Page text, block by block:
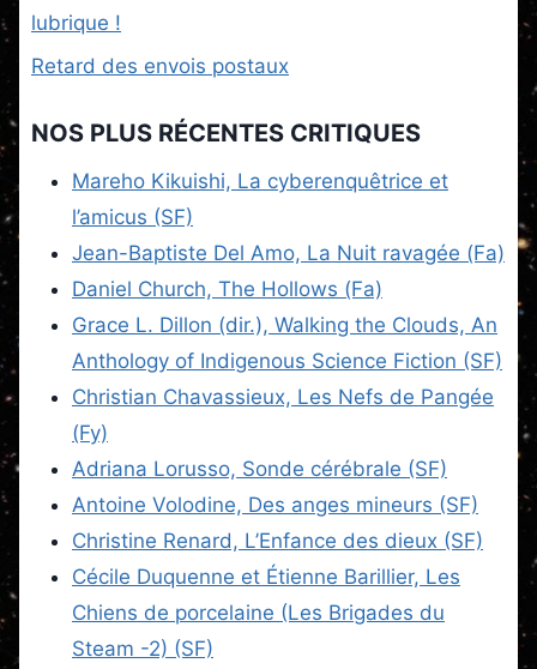
lubrique !
Retard des envois postaux
NOS PLUS RÉCENTES CRITIQUES
Mareho Kikuishi, La cyberenquêtrice et
l’amicus (SF)
Jean-Baptiste Del Amo, La Nuit ravagée (Fa)
Daniel Church, The Hollows (Fa)
Grace L. Dillon (dir.), Walking the Clouds, An
Anthology of Indigenous Science Fiction (SF)
Christian Chavassieux, Les Nefs de Pangée
(Fy)
Adriana Lorusso, Sonde cérébrale (SF)
Antoine Volodine, Des anges mineurs (SF)
Christine Renard, L’Enfance des dieux (SF)
Cécile Duquenne et Étienne Barillier, Les
Chiens de porcelaine (Les Brigades du
Steam -2) (SF)